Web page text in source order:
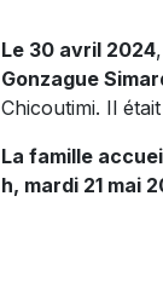
Le 30 avril 2024
Gonzague
Chicoutimi. Il
La famille
h, mardi 21 mai